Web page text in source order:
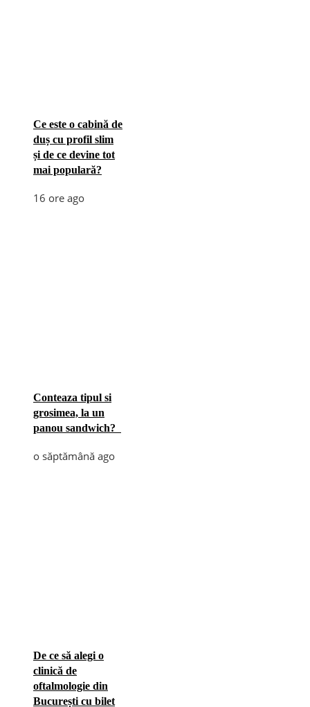
Ce este o cabină de
duș cu profil slim
și de ce devine tot
mai populară?
16 ore ago
Conteaza tipul si
grosimea, la un
panou sandwich?
o săptămână ago
De ce să alegi o
clinică de
oftalmologie din
București cu bilet